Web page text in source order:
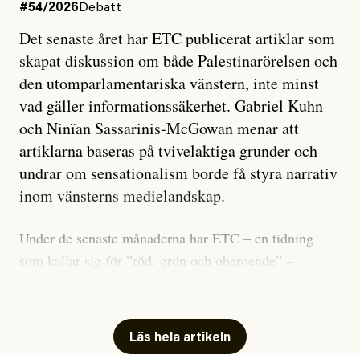
#54/2026 Debatt
Det senaste året har ETC publicerat artiklar som
skapat diskussion om både Palestinarörelsen och
den utomparlamentariska vänstern, inte minst
vad gäller informationssäkerhet. Gabriel Kuhn
och Ninïan Sassarinis-McGowan menar att
artiklarna baseras på tvivelaktiga grunder och
undrar om sensationalism borde få styra narrativ
inom vänsterns medielandskap.
Under de senaste månaderna har ETC – en tidning
som kallar sig för ”röd, grön och oberoende” –
skriver för? Vad betyder det att vara en ”röd, grön och
oberoende” tidning? Och vad är egentligen bra
Läs hela artikeln